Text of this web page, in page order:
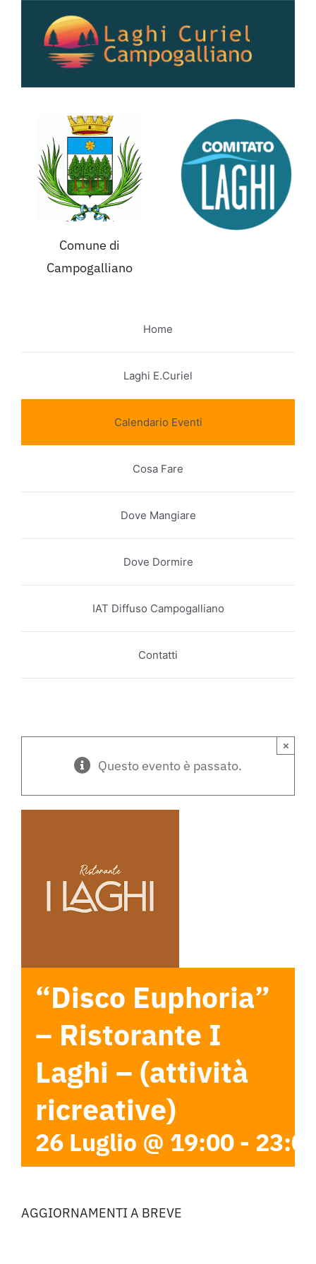
contenuto
Comune di
Campogalliano
Home
Laghi E.Curiel
Calendario Eventi
Cosa Fare
Dove Mangiare
Dove Dormire
IAT Diffuso Campogalliano
Contatti
Questo evento è passato.
×
“Disco Euphoria”
– Ristorante I
Laghi – (attività
ricreative)
26 Luglio @ 19:00 -
AGGIORNAMENTI A BREVE